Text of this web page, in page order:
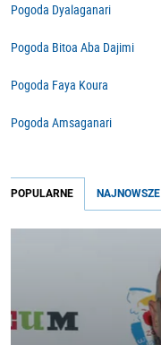
Pogoda Dyalaganari
Pogoda Bitoa Aba Dajimi
Pogoda Faya Koura
Pogoda Amsaganari
POPULARNE NAJNOWSZE